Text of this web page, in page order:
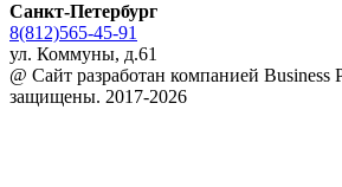
Санкт-Петербург
8(812)565-45-91
ул. Коммуны, д.61
@ Сайт разработан компанией Business
защищены. 2017-2026